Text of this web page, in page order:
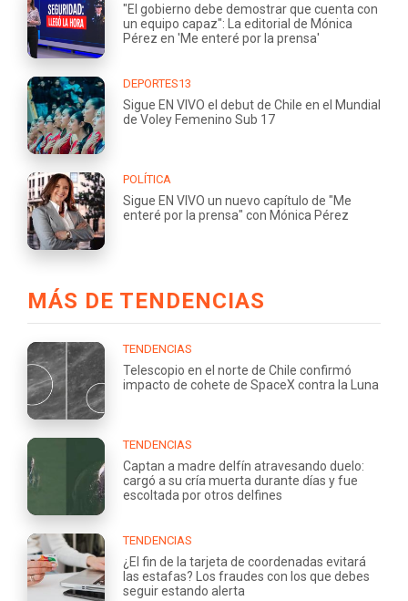
"El gobierno debe demostrar que cuenta con
un equipo capaz": La editorial de Mónica
Pérez en 'Me enteré por la prensa'
DEPORTES13
Sigue EN VIVO el debut de Chile en el Mundial
de Voley Femenino Sub 17
POLÍTICA
Sigue EN VIVO un nuevo capítulo de "Me
enteré por la prensa" con Mónica Pérez
MÁS DE TENDENCIAS
TENDENCIAS
Telescopio en el norte de Chile confirmó
impacto de cohete de SpaceX contra la Luna
TENDENCIAS
Captan a madre delfín atravesando duelo:
cargó a su cría muerta durante días y fue
escoltada por otros delfines
TENDENCIAS
¿El fin de la tarjeta de coordenadas evitará
las estafas? Los fraudes con los que debes
seguir estando alerta